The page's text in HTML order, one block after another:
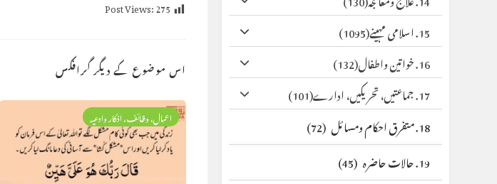
Post Views:275
اس موضوع کے دیگر گرافکس
اعمال، وظائف، اذکار وادعیہ
15. اسلامی مہینے
(1095)
16. خواتین واطفال
(132)
17. جماعتیں، تحریکیں، ادارے
(101)
18. متفرق احکام ومسائل
(72)
19. حالات حاضرہ
(45)